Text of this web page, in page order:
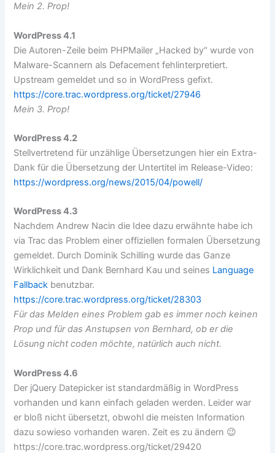
Mein 2. Prop!
WordPress 4.1
Die Autoren-Zeile beim PHPMailer „Hacked by“ wurde von
Malware-Scannern als Defacement fehlinterpretiert.
Upstream gemeldet und so in WordPress gefixt.
https://core.trac.wordpress.org/ticket/27946
Mein 3. Prop!
WordPress 4.2
Stellvertretend für unzählige Übersetzungen hier ein Extra-
Dank für die Übersetzung der Untertitel im Release-Video:
https://wordpress.org/news/2015/04/powell/
WordPress 4.3
Nachdem Andrew Nacin die Idee dazu erwähnte habe ich
via Trac das Problem einer offiziellen formalen Übersetzung
gemeldet. Durch Dominik Schilling wurde das Ganze
Wirklichkeit und Dank Bernhard Kau und seines Language
Fallback benutzbar.
https://core.trac.wordpress.org/ticket/28303
Für das Melden eines Problem gab es immer noch keinen
Prop und für das Anstupsen von Bernhard, ob er die
Lösung nicht coden möchte, natürlich auch nicht.
WordPress 4.6
Der jQuery Datepicker ist standardmäßig in WordPress
vorhanden und kann einfach geladen werden. Leider war
er bloß nicht übersetzt, obwohl die meisten Information
dazu sowieso vorhanden waren. Zeit es zu ändern 😉
https://core.trac.wordpress.org/ticket/29420